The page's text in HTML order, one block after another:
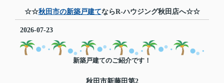
☆☆秋田市の新築戸建てならR-ハウジング秋田店へ☆☆
2026-07-23
新築戸建てのご紹介です！
秋田市新藤田第2